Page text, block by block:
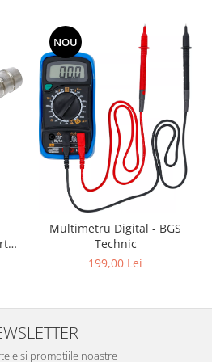
NOU
Multimetru Digital - BGS
Technic
199,00 Lei
si promotiile noastre